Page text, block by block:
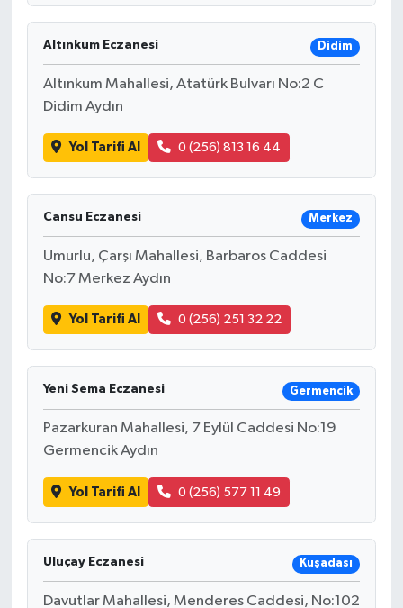
Altınkum Eczanesi Didim
Altınkum Mahallesi, Atatürk Bulvarı No:2 C
Didim Aydın
Yol Tarifi Al 0 (256) 813 16 44
Cansu Eczanesi Merkez
Umurlu, Çarşı Mahallesi, Barbaros Caddesi
No:7 Merkez Aydın
Yol Tarifi Al 0 (256) 251 32 22
Yeni Sema Eczanesi Germencik
Pazarkuran Mahallesi, 7 Eylül Caddesi No:19
Germencik Aydın
Yol Tarifi Al 0 (256) 577 11 49
Uluçay Eczanesi Kuşadası
Davutlar Mahallesi, Menderes Caddesi, No:102